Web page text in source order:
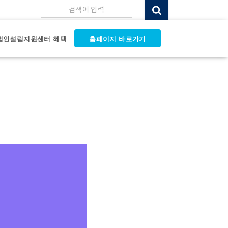
검색어 입력
인설립지원센터 혜택 홈페이지 바로가기